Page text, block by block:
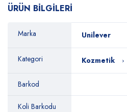
ÜRÜN BİLGİLERİ
Marka Unilever
Kategori Kozmetik
Barkod
Koli Barkodu